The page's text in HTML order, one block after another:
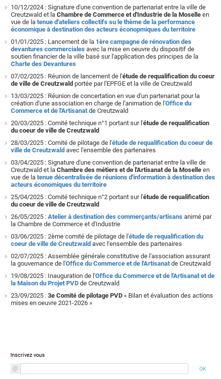
10/12/2024 : Signature d'une convention de partenariat entre la ville de
Creutzwald et la Chambre de Commerce et d'Industrie de la Moselle en
vue de la tenue d'ateliers collectifs su le thème de la performance
économique à destination des acteurs éconopmiques du territoire
01/01/2025 : Lancement de la 1ère campagne de rénovation des
devantures commerciales avec la mise en oeuvre du dispositif de
soutien financier de la ville basé sur l'application des principes de la
Charte des Devantures
07/02/2025 : Réunion de lancement de l'étude de requalification du coeur
de ville de Creutzwald portée par l'EPFGE et la ville de Creutzwald
13/03/2025 : Réunion de concertation en vue d'un partenariat pour la
création d'une association en charge de l'animation de l'Office du
Commerce et de l'Artisanatde Creutzwald
20/03/2025 : Comité technique n°1 portant sur l'étude de requalification
du coeur de ville de Creutzwald
28/03/2025 : Comité de pilotage de l'étude de requalification du coeur de
ville de Creutzwald avec l'ensemble des partenaires
03/04/2025 : Signature d'une convention de partenariat entre la ville de
Creutzwald et la Chambre des métiers et de l'Artisanat de la Moselle en
vue de la tenue décentralisée de réunions d'information à destination des
acteurs économiques du territoire
25/04/2025 : Comité technique n°2 portant sur l'étude de requalification
du coeur de ville de Creutzwald
26/05/2025 : Atelier à destination des commerçants/artisans animé par
la Chambre de Commerce et d'Industrie
03/06/2025 : 2ème comité de pilotage de l'étude de requalification du
coeur de ville de Creutzwald avec l'ensemble des partenaires
02/07/2025 : Assemblée générale constitutive de l'association assurant
la gouvernance de l'Office du Commerce et de l'Artisanat de Creutzwald
19/08/2025 : Inauguration de l'Office du Commerce et de l'Artisanat et de
la Maison du Projet PVD de Creutzwald
23/09/2025 : 3e Comité de pilotage PVD « Bilan et évaluation des actions
mises en oeuvre 2021-2026 »
Inscrivez vous